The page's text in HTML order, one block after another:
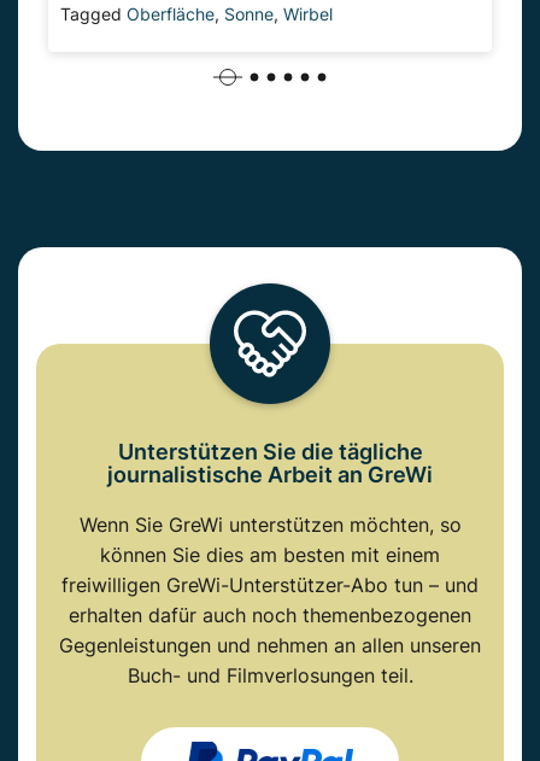
Tagged Oberfläche, Sonne, Wirbel
Unterstützen Sie die tägliche
journalistische Arbeit an GreWi
Wenn Sie GreWi unterstützen möchten, so
können Sie dies am besten mit einem
freiwilligen GreWi-Unterstützer-Abo tun – und
erhalten dafür auch noch themenbezogenen
Gegenleistungen und nehmen an allen unseren
Buch- und Filmverlosungen teil.